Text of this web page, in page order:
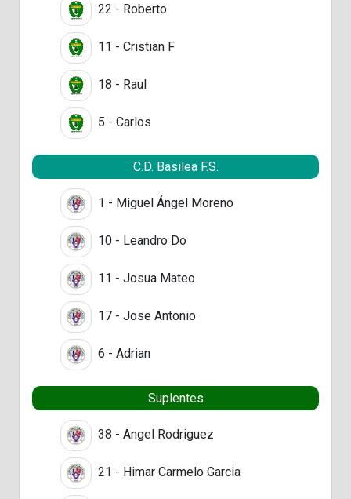
22 - Roberto
11 - Cristian F
18 - Raul
5 - Carlos
C.D. Basilea F.S.
1 - Miguel Ángel Moreno
10 - Leandro Do
11 - Josua Mateo
17 - Jose Antonio
6 - Adrian
Suplentes
38 - Angel Rodriguez
21 - Himar Carmelo Garcia